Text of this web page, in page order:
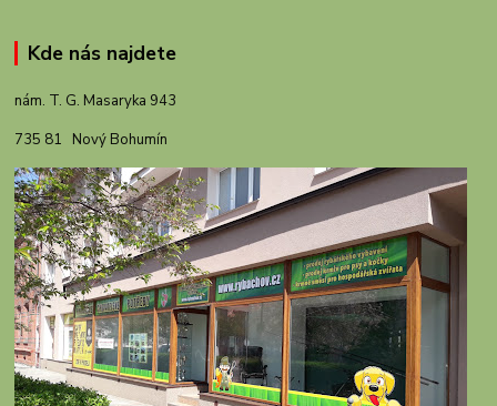
Kde nás najdete
nám. T. G. Masaryka 943
735 81 Nový Bohumín